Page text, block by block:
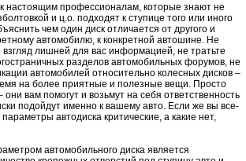
настоящим профессионалам, которые знают не
и ц.о. подходят к ступице того или иного
чем один диск отличается от другого и
автомобилю, к конкретной автошине. Не
взгляд лишней для вас информацией, не тратьте
разделов автомобильных форумов, не
автомобилей относительно колесных дисков –
на более приятные и полезные вещи. Просто
они вам помогут и возьмут на себя ответственность
подойдут именно к вашему авто. Если же вы все-
параметры автодиска критические, а какие нет,
автомобильного диска является